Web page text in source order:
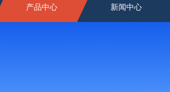
产品中心 新闻中心